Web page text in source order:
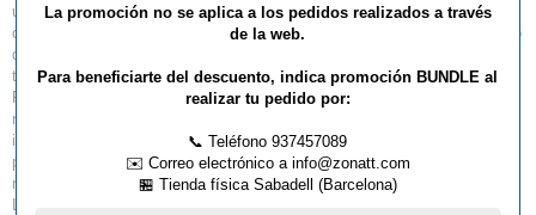
urgencia para
conseguir traer a otra estrella mundial a pesar del poco margen de tiempo
que
teníamos.
Finalmente, el gran jugador francés Christophe Legout ha aceptado
nuestra
invitación y participará en el campus los dos últimos días ( sentimos no
pueda asistir
mas días y esperamos acepten nuestras mas sinceras disculpas )
Lamentamos profundamente no poder contar con Korbel como habíamos
La promoción no se aplica a los pedidos realizados a través
de la web.
Para beneficiarte del descuento, indica promoción BUNDLE al
realizar tu pedido por:
📞 Teléfono 937457089
✉️ Correo electrónico a info@zonatt.com
🏪 Tienda física Sabadell (Barcelona)